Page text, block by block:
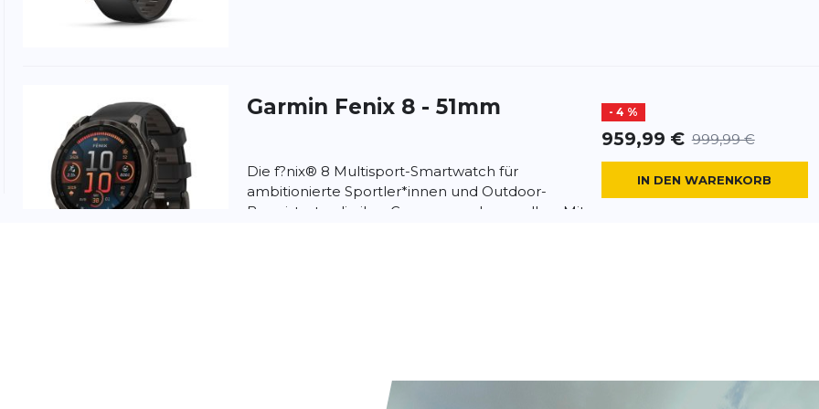
undNutzungsbedingungen
Garmin Fenix 8 - 51mm - 4 %
959,99 € 999,99 €
Die f?nix® 8 Multisport-Smartwatch für
ambitionierte Sportler*innen und Outdoor-
Begeisterte, die ihre Grenzen pushen wollen. Mit
IN DEN WARENKORB
799,99 € 899,99 €